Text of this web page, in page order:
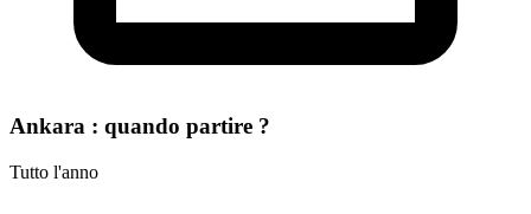
Ankara : quando partire ?
Tutto l'anno